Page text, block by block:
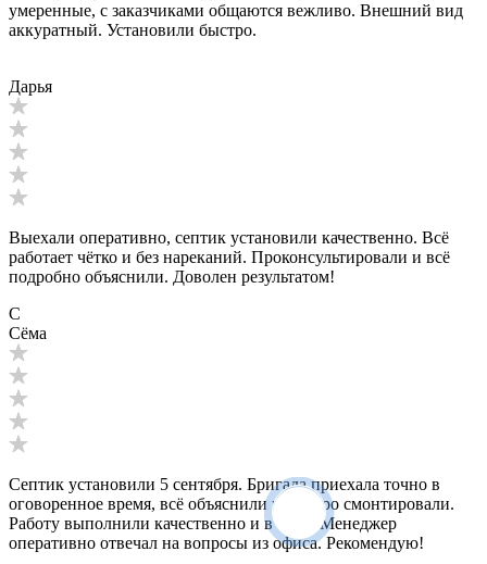
умеренные, с заказчиками общаются вежливо. Внешний вид
аккуратный. Установили быстро.
Дарья
Выехали оперативно, септик установили качественно. Всё
работает чётко и без нареканий. Проконсультировали и всё
подробно объяснили. Доволен результатом!
С
Сёма
Септик установили 5 сентября. Бригада приехала точно в
оговоренное время, всё объяснили и быстро смонтировали.
Работу выполнили качественно и в срок. Менеджер
оперативно отвечал на вопросы из офиса. Рекомендую!